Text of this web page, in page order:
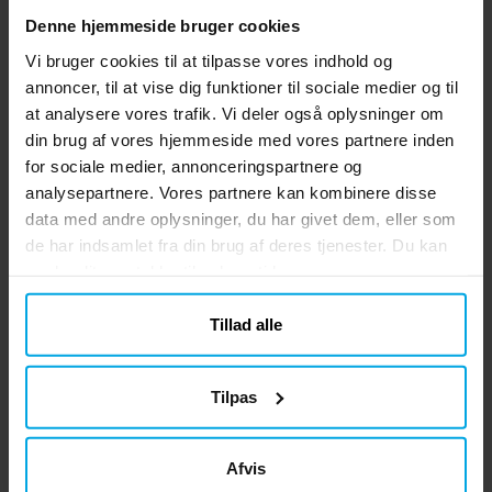
Denne hjemmeside bruger cookies
Vi bruger cookies til at tilpasse vores indhold og
annoncer, til at vise dig funktioner til sociale medier og til
at analysere vores trafik. Vi deler også oplysninger om
din brug af vores hjemmeside med vores partnere inden
for sociale medier, annonceringspartnere og
analysepartnere. Vores partnere kan kombinere disse
data med andre oplysninger, du har givet dem, eller som
de har indsamlet fra din brug af deres tjenester. Du kan
Tillad alle
Tilpas
Afvis
Muffinsstander Discotema
spektakulære muffinsstander i diskotema.
Med tre etager og en skinnende diskokugle
på toppen bliver den et perfekt midtpunkt
på dessertbordet. Standeren er 39 cm høj
og 34 cm bred, designet til at fremhæve
dine muffins og bagværk på en festlig
måde. Et must for alle, der elsker disco og
fødselsdage med stil.
Pris 99 kr.
99 kr.
KØB
kunne lide